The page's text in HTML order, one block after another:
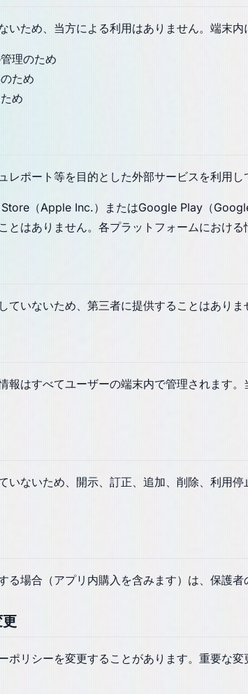
いため、当方による利用はありません。端末
理のため
ため
め
レポート等を目的とした外部サービスを利用
（Apple Inc.）またはGoogle Play（
とはありません。各プラットフォームにおけ
いないため、第三者に提供することはありま
報はすべてユーザーの端末内で管理されます
いないため、開示、訂正、追加、削除、利用
る場合（アプリ内購入を含みます）は、保護者
ポリシーを変更することがあります。重要な